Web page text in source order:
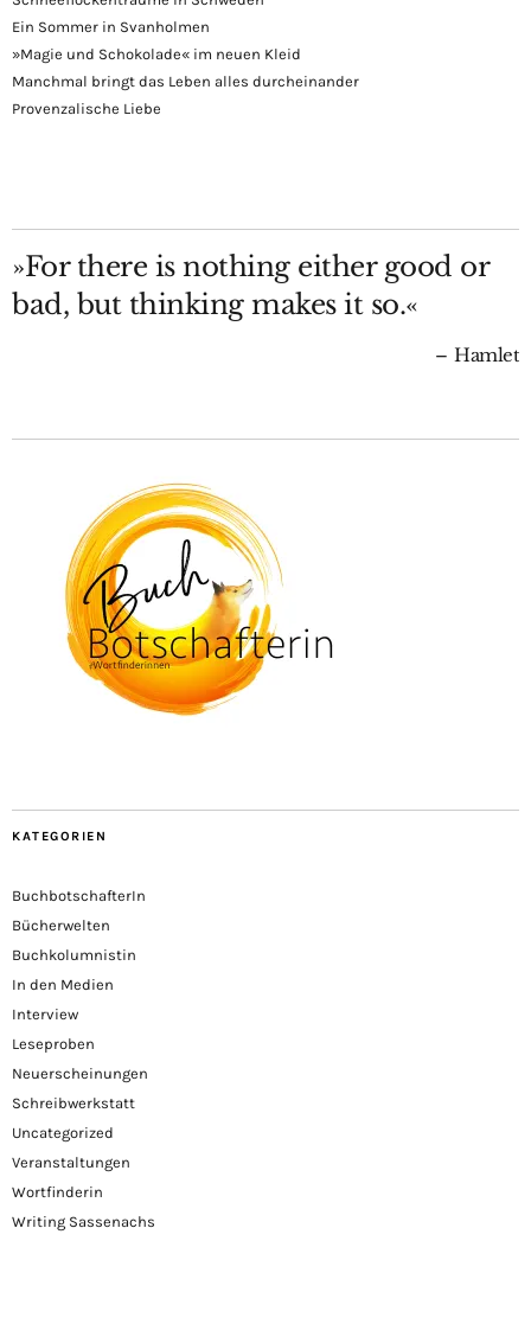
Ein Sommer in Svanholmen
»Magie und Schokolade« im neuen Kleid
Manchmal bringt das Leben alles durcheinander
Provenzalische Liebe
»For there is nothing either good or
bad, but thinking makes it so.«
Hamlet
KATEGORIEN
BuchbotschafterIn
Bücherwelten
Buchkolumnistin
In den Medien
Interview
Leseproben
Neuerscheinungen
Schreibwerkstatt
Uncategorized
Veranstaltungen
Wortfinderin
Writing Sassenachs